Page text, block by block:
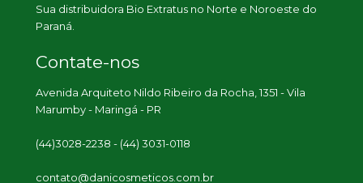
Sua distribuidora Bio Extratus no Norte e Noroeste do
Paraná.
Contate-nos
Avenida Arquiteto Nildo Ribeiro da Rocha, 1351 - Vila
Marumby - Maringá - PR
(44)3028-2238 - (44) 3031-0118
contato@danicosmeticos.com.br